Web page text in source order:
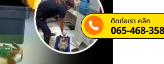
ติดต่อเรา คลิก
065-468-